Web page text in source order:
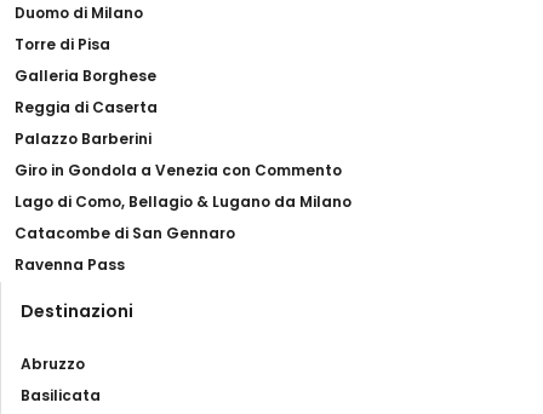
Duomo di Milano
Torre di Pisa
Galleria Borghese
Reggia di Caserta
Palazzo Barberini
Giro in Gondola a Venezia con Commento
Lago di Como, Bellagio & Lugano da Milano
Catacombe di San Gennaro
Ravenna Pass
Destinazioni
Abruzzo
Basilicata